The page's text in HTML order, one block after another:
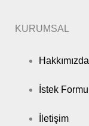
KURUMSAL
Hakkımızda
İstek Formu
İletişim